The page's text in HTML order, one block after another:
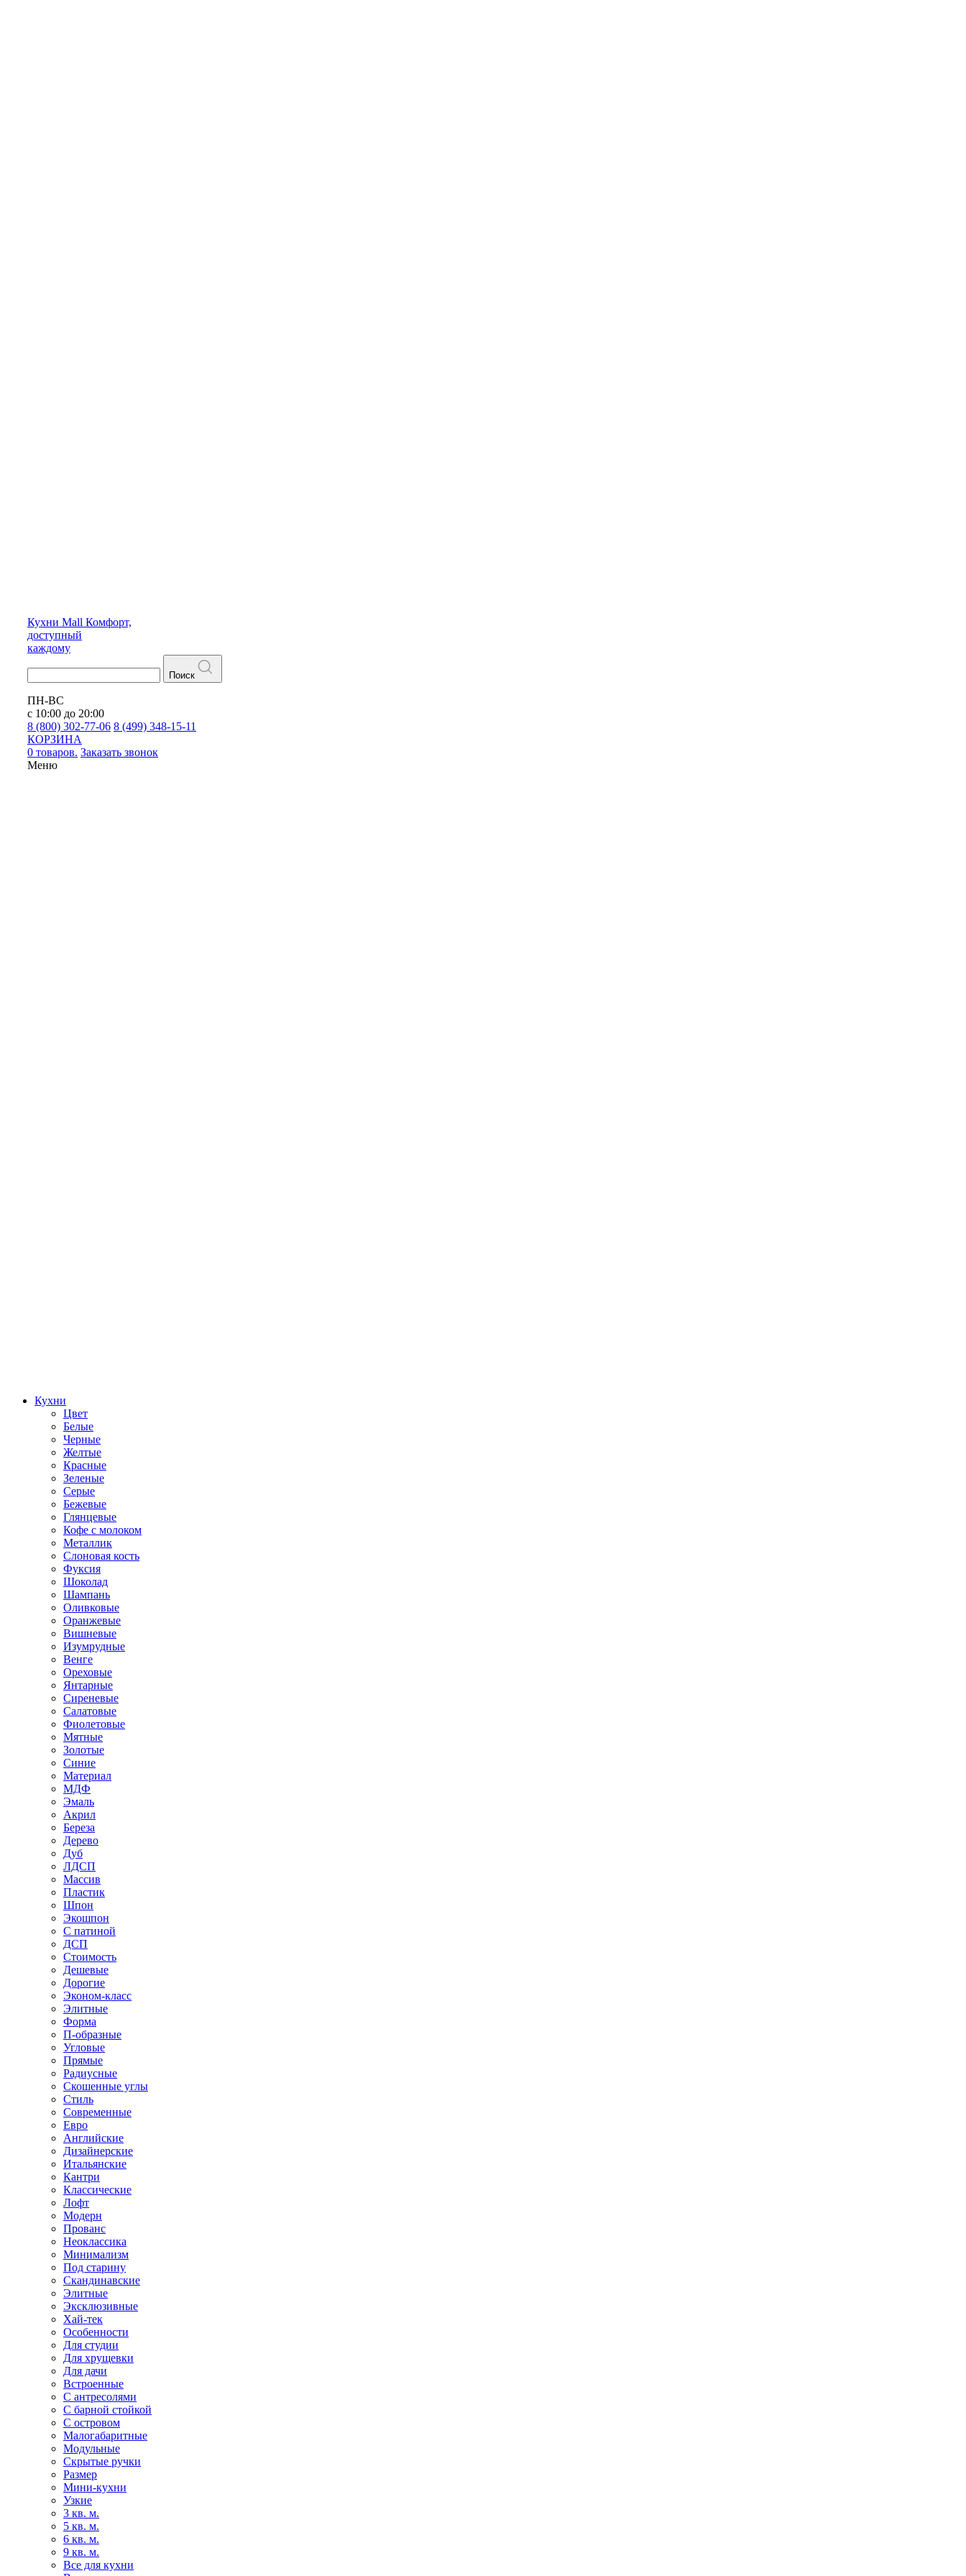
Кухни Mall Комфорт,
доступный
каждому
Поиск
ПН-ВС
с 10:00 до 20:00
8 (800) 302-77-06 8 (499) 348-15-11
КОРЗИНА
0 товаров. Заказать звонок
Меню
Кухни
Цвет
Белые
Черные
Желтые
Красные
Зеленые
Серые
Бежевые
Глянцевые
Кофе с молоком
Металлик
Слоновая кость
Фуксия
Шоколад
Шампань
Оливковые
Оранжевые
Вишневые
Изумрудные
Венге
Ореховые
Янтарные
Сиреневые
Салатовые
Фиолетовые
Мятные
Золотые
Синие
Материал
МДФ
Эмаль
Акрил
Береза
Дерево
Дуб
ЛДСП
Массив
Пластик
Шпон
Экошпон
С патиной
ДСП
Стоимость
Дешевые
Дорогие
Эконом-класс
Элитные
Форма
П-образные
Угловые
Прямые
Радиусные
Скошенные углы
Стиль
Современные
Евро
Английские
Дизайнерские
Итальянские
Кантри
Классические
Лофт
Модерн
Прованс
Неоклассика
Минимализм
Под старину
Скандинавские
Элитные
Эксклюзивные
Хай-тек
Особенности
Для студии
Для хрущевки
Для дачи
Встроенные
С антресолями
С барной стойкой
С островом
Малогабаритные
Модульные
Скрытые ручки
Размер
Мини-кухни
Узкие
3 кв. м.
5 кв. м.
6 кв. м.
9 кв. м.
Все для кухни